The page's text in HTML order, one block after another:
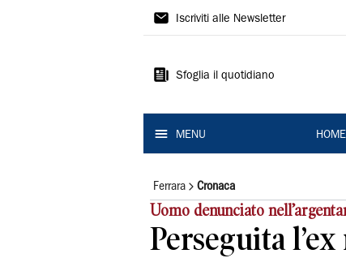
La
Ferrara
Iscriviti alle Newsletter
Sfoglia il quotidiano
MENU HOME
Ferrara Cronaca
Uomo denunciato
Perseguita